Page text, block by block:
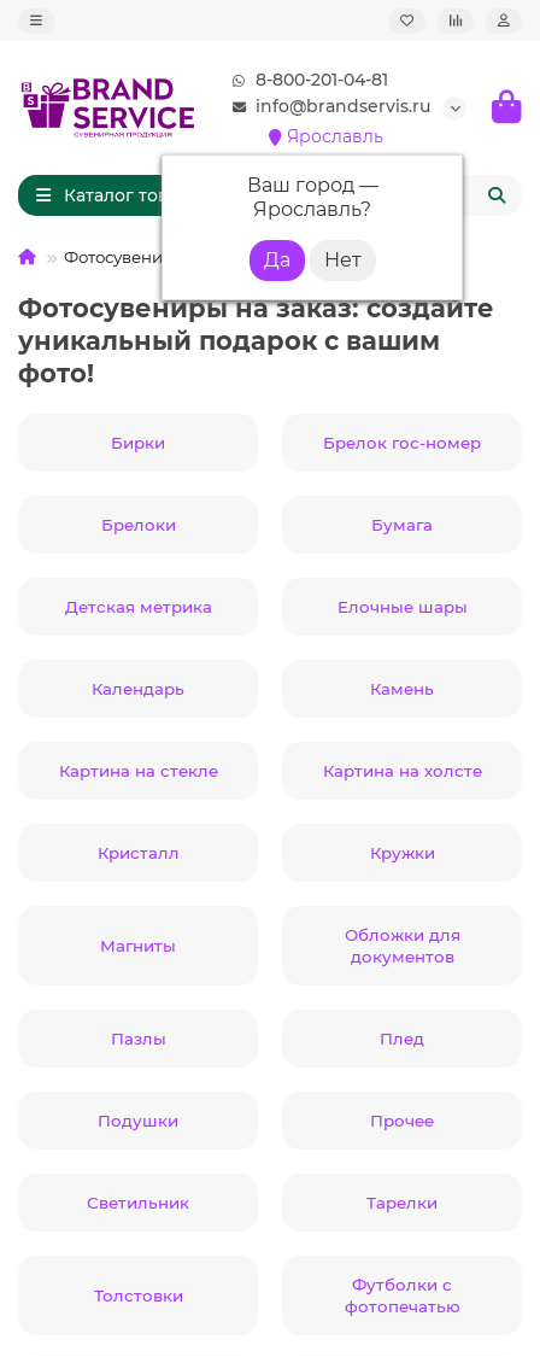
8-800-201-04-81
info@brandservis.ru
Ярославль
Ваш город —
Ярославль?
Каталог товаров
Фотосувениры
Фотосувениры на заказ: создайте
уникальный подарок с вашим
фото!
Бирки Брелок гос-номер
Брелоки Бумага
Детская метрика Елочные шары
Календарь Камень
Картина на стекле Картина на холсте
Кристалл Кружки
Магниты
Обложки для
документов
Пазлы Плед
Подушки Прочее
Светильник Тарелки
Толстовки
Футболки с
фотопечатью